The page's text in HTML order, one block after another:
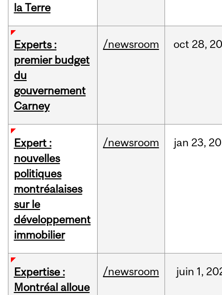
la Terre
Experts :
premier budget
du
gouvernement
Carney
/newsroom oct 28,
Expert :
nouvelles
politiques
montréalaises
sur le
développement
immobilier
/newsroom jan 23,
Expertise :
Montréal alloue
/newsroom juin 1,